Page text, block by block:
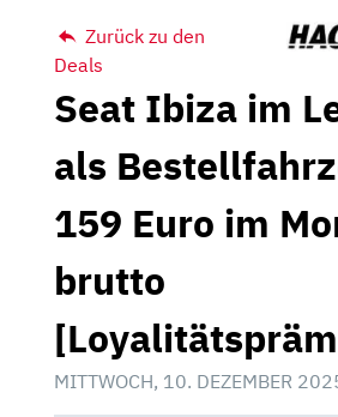
Zurück zu den
Deals
Seat Ibiza im
als
159 Euro im
brutto
MITTWOCH, 10. DEZEMBER